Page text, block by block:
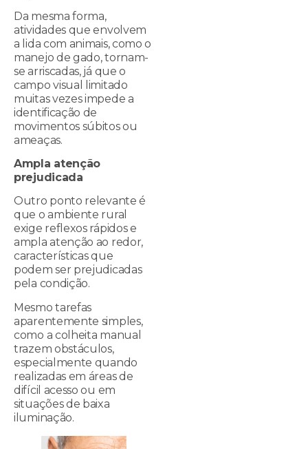
Da mesma forma,
atividades que envolvem
a lida com animais, como o
manejo de gado, tornam-
se arriscadas, já que o
campo visual limitado
muitas vezes impede a
identificação de
movimentos súbitos ou
ameaças.
Ampla atenção
prejudicada
Outro ponto relevante é
que o ambiente rural
exige reflexos rápidos e
ampla atenção ao redor,
características que
podem ser prejudicadas
pela condição.
Mesmo tarefas
aparentemente simples,
como a colheita manual
trazem obstáculos,
especialmente quando
realizadas em áreas de
difícil acesso ou em
situações de baixa
iluminação.